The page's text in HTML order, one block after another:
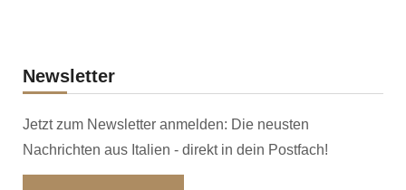
Newsletter
Jetzt zum Newsletter anmelden: Die neusten
Nachrichten aus Italien - direkt in dein Postfach!